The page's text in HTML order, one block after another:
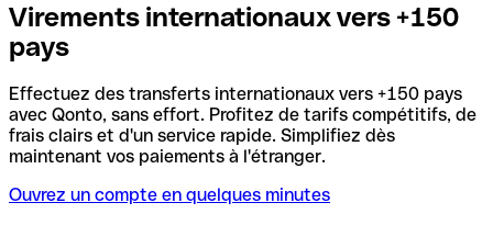
Virements internationaux vers +150
pays
Effectuez des transferts internationaux vers +150 pays
avec Qonto, sans effort. Profitez de tarifs compétitifs, de
frais clairs et d'un service rapide. Simplifiez dès
maintenant vos paiements à l'étranger.
Ouvrez un compte en quelques minutes